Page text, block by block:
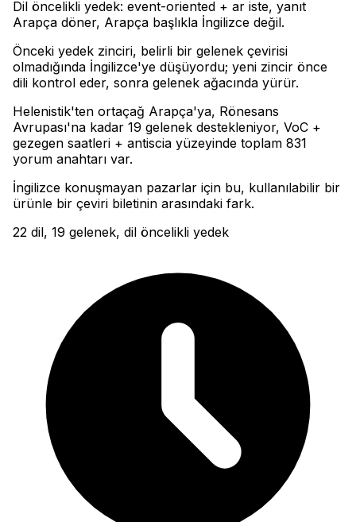
Dil öncelikli yedek: event-oriented + ar iste, yanıt
Arapça döner, Arapça başlıkla İngilizce değil.
Önceki yedek zinciri, belirli bir gelenek çevirisi
olmadığında İngilizce'ye düşüyordu; yeni zincir önce
dili kontrol eder, sonra gelenek ağacında yürür.
Helenistik'ten ortaçağ Arapça'ya, Rönesans
Avrupası'na kadar 19 gelenek destekleniyor, VoC +
gezegen saatleri + antiscia yüzeyinde toplam 831
yorum anahtarı var.
İngilizce konuşmayan pazarlar için bu, kullanılabilir bir
ürünle bir çeviri biletinin arasındaki fark.
22 dil, 19 gelenek, dil öncelikli yedek